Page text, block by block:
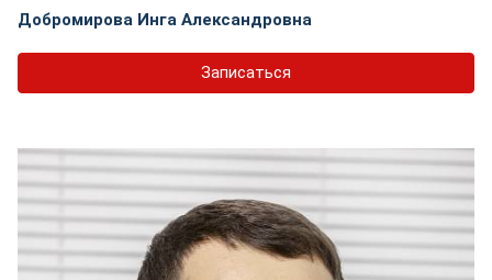
Добромирова Инга Александровна
Записаться